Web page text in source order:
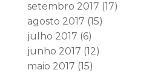
setembro 2017 (17)
agosto 2017 (15)
julho 2017 (6)
junho 2017 (12)
maio 2017 (15)